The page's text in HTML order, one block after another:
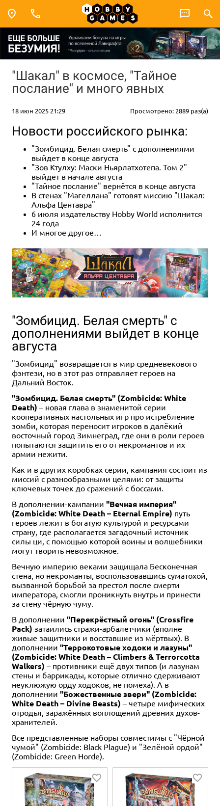
"Шакал" в космосе, "Тайное
послание" и много явных
18 июн 2025 21:29 Просмотрено: 2889 раз(а)
Новости российского рынка:
"Зомбицид. Белая смерть" с дополнениями
выйдет в конце августа
"Зов Ктулху: Маски Ньярлатхотепа. Том 2"
выйдет в начале августа
"Тайное послание" вернётся в конце августа
В стенах "Магеллана" готовят миссию "Шакал:
Альфа Центавра"
6 июля издательству Hobby World исполнится
24 года
И многое другое…
"Зомбицид. Белая смерть" с
дополнениями выйдет в конце
августа
"Зомбицид" возвращается в мир средневекового
фэнтези, но в этот раз отправляет героев на
Дальний Восток.
"Зомбицид. Белая смерть" (Zombicide: White
Death) – новая глава в знаменитой серии
кооперативных настольных игр про истребление
зомби, которая переносит игроков в далёкий
восточный город Зимнеград, где они в роли героев
попытаются защитить его от некромантов и их
армии нежити.
Как и в других коробках серии, кампания состоит из
миссий с разнообразными целями: от защиты
ключевых точек до сражений с боссами.
В дополнении-кампании "Вечная империя"
(Zombicide: White Death – Eternal Empire) путь
героев лежит в богатую культурой и ресурсами
страну, где располагается загадочный источник
силы ци, с помощью которой воины и волшебники
могут творить невозможное.
Вечную империю веками защищала Бесконечная
стена, но некроманты, воспользовавшись суматохой,
вызванной борьбой за престол после смерти
императора, смогли проникнуть внутрь и принести
за стену чёрную чуму.
В дополнении "Перекрёстный огонь" (Crossfire
Pack) затаились стражи-арбалетчики (вполне
живые защитники и восставшие из мёртвых). В
дополнении "Террокотовые ходоки и лазуны"
(Zombicide: White Death – Climbers & Terrorcotta
Walkers) – противники ещё двух типов (и лазунам
стены и баррикады, которые отлично сдерживают
неуклюжую орду ходоков, не помеха). А в
дополнении "Божественные звери" (Zombicide:
White Death – Divine Beasts) – четыре мифических
отродья, заражённых воплощений древних духов-
хранителей.
Все представленные наборы совместимы с "Чёрной
чумой" (Zombicide: Black Plague) и "Зелёной ордой"
(Zombicide: Green Horde).